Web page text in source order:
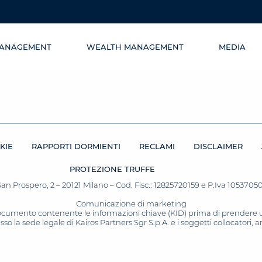
WEALTH MANAGEMENT MEDIA
RAPPORTI DORMIENTI RECLAMI DISCLAIMER
PROTEZIONE TRUFFE
Prospero, 2 – 20121 Milano – Cod. Fisc.: 12825720159 e P.Iva
Comunicazione di marketing
contenente le informazioni chiave (KID) prima di
la sede legale di Kairos Partners Sgr S.p.A. e i soggetti collocatori,